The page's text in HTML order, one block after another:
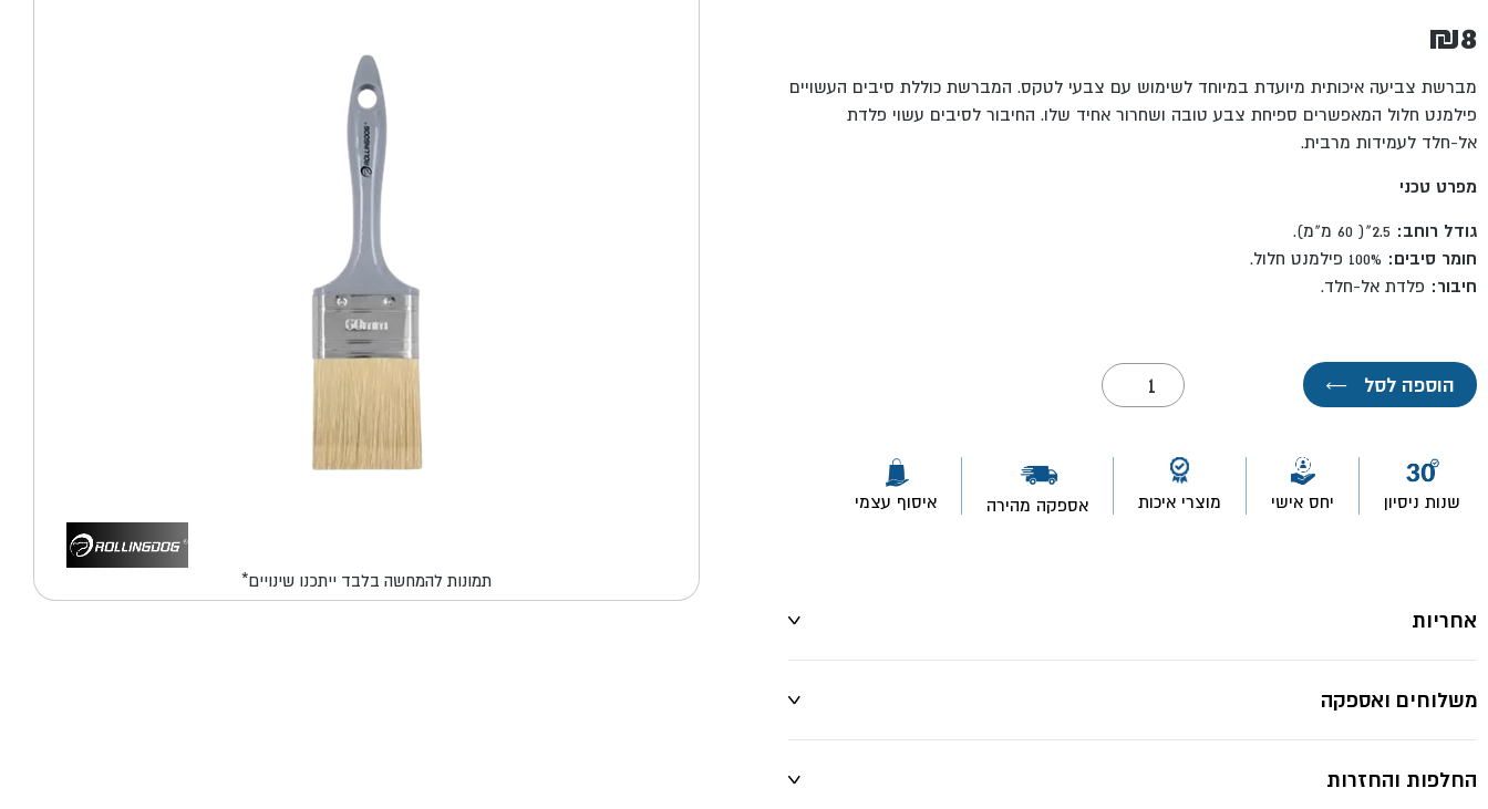
₪8
מברשת צביעה איכותית מיועדת במיוחד לשימוש עם צבעי לטקס. המברשת כוללת סיבים העשויים
פילמנט חלול המאפשרים ספיחת צבע טובה ושחרור אחיד שלו. החיבור לסיבים עשוי פלדת
אל-חלד לעמידות מרבית.
מפרט טכני
גודל רוחב: 2.5"( 60 מ"מ).
חומר סיבים: 100% פילמנט חלול.
חיבור: פלדת אל-חלד.
הוספה לסל ←
כמות
של
מברשת
ROLLINGDOG
שנות ניסיון
יחס אישי מוצרי איכות אספקה מהירה איסוף עצמי
אחריות
משלוחים ואספקה
החלפות והחזרות
*תמונות להמחשה בלבד ייתכנו שינויים